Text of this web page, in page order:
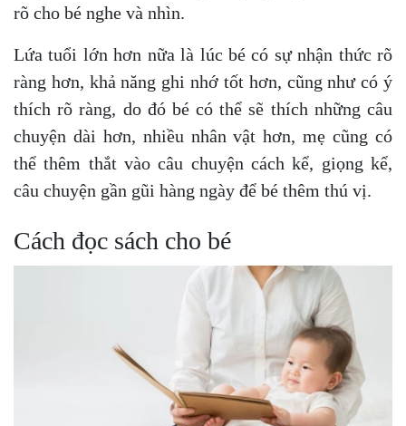
rõ cho bé nghe và nhìn.
Lứa tuổi lớn hơn nữa là lúc bé có sự nhận thức rõ
ràng hơn, khả năng ghi nhớ tốt hơn, cũng như có ý
thích rõ ràng, do đó bé có thể sẽ thích những câu
chuyện dài hơn, nhiều nhân vật hơn, mẹ cũng có
thể thêm thắt vào câu chuyện cách kể, giọng kể,
câu chuyện gần gũi hàng ngày để bé thêm thú vị.
Cách đọc sách cho bé